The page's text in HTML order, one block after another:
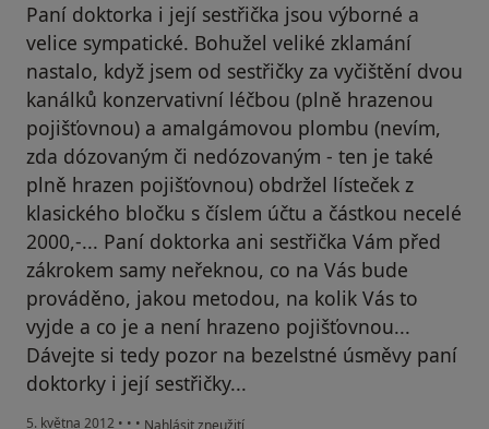
Paní doktorka i její sestřička jsou výborné a
velice sympatické. Bohužel veliké zklamání
nastalo, když jsem od sestřičky za vyčištění dvou
kanálků konzervativní léčbou (plně hrazenou
pojišťovnou) a amalgámovou plombu (nevím,
zda dózovaným či nedózovaným - ten je také
plně hrazen pojišťovnou) obdržel lísteček z
klasického bločku s číslem účtu a částkou necelé
2000,-... Paní doktorka ani sestřička Vám před
zákrokem samy neřeknou, co na Vás bude
prováděno, jakou metodou, na kolik Vás to
vyjde a co je a není hrazeno pojišťovnou...
Dávejte si tedy pozor na bezelstné úsměvy paní
doktorky i její sestřičky...
5. května 2012 • • • podle názoru uživatele Váš účet byl odstraněn
Nahlásit zneužití